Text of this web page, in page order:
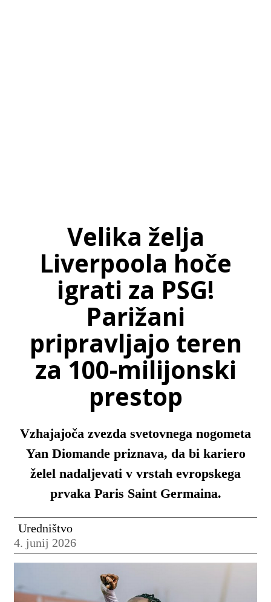
Velika želja
Liverpoola hoče
igrati za PSG!
Parižani
pripravljajo teren
za 100-milijonski
prestop
Vzhajajoča zvezda svetovnega nogometa
Yan Diomande priznava, da bi kariero
želel nadaljevati v vrstah evropskega
prvaka Paris Saint Germaina.
Uredništvo
4. junij 2026